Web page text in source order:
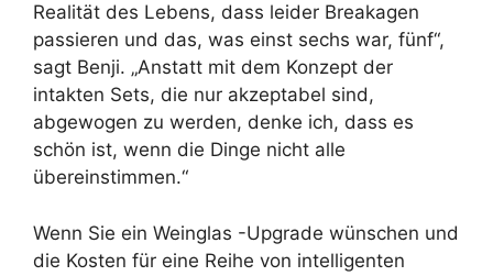
Realität des Lebens, dass leider Breakagen
passieren und das, was einst sechs war, fünf“,
sagt Benji. „Anstatt mit dem Konzept der
intakten Sets, die nur akzeptabel sind,
abgewogen zu werden, denke ich, dass es
schön ist, wenn die Dinge nicht alle
übereinstimmen.“
Wenn Sie ein Weinglas -Upgrade wünschen und
die Kosten für eine Reihe von intelligenten